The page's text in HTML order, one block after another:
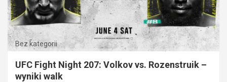
Bez kategorii
UFC Fight Night 207: Volkov vs. Rozenstruik –
wyniki walk